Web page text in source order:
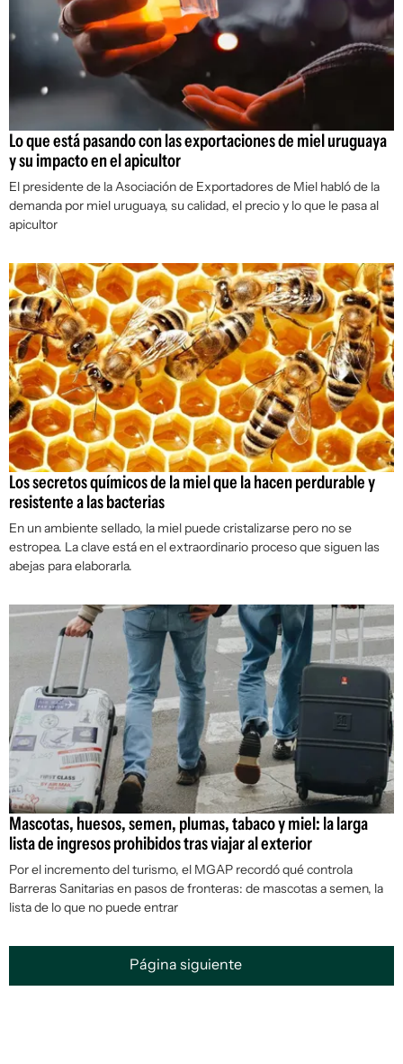
Lo que está pasando con las exportaciones de miel uruguaya
y su impacto en el apicultor
El presidente de la Asociación de Exportadores de Miel habló de la
demanda por miel uruguaya, su calidad, el precio y lo que le pasa al
apicultor
Los secretos químicos de la miel que la hacen perdurable y
resistente a las bacterias
En un ambiente sellado, la miel puede cristalizarse pero no se
estropea. La clave está en el extraordinario proceso que siguen las
abejas para elaborarla.
Mascotas, huesos, semen, plumas, tabaco y miel: la larga
lista de ingresos prohibidos tras viajar al exterior
Por el incremento del turismo, el MGAP recordó qué controla
Barreras Sanitarias en pasos de fronteras: de mascotas a semen, la
lista de lo que no puede entrar
Página siguiente